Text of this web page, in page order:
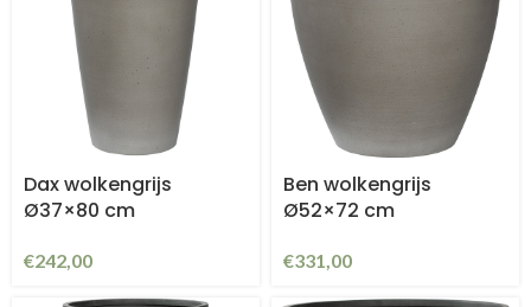
Dax wolkengrijs
Ø37×80 cm
€242,00
Ben wolkengrijs
Ø52×72 cm
€331,00